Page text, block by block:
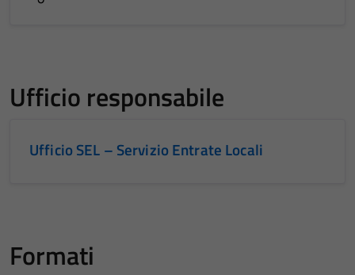
Ufficio responsabile
Ufficio SEL – Servizio Entrate Locali
Formati